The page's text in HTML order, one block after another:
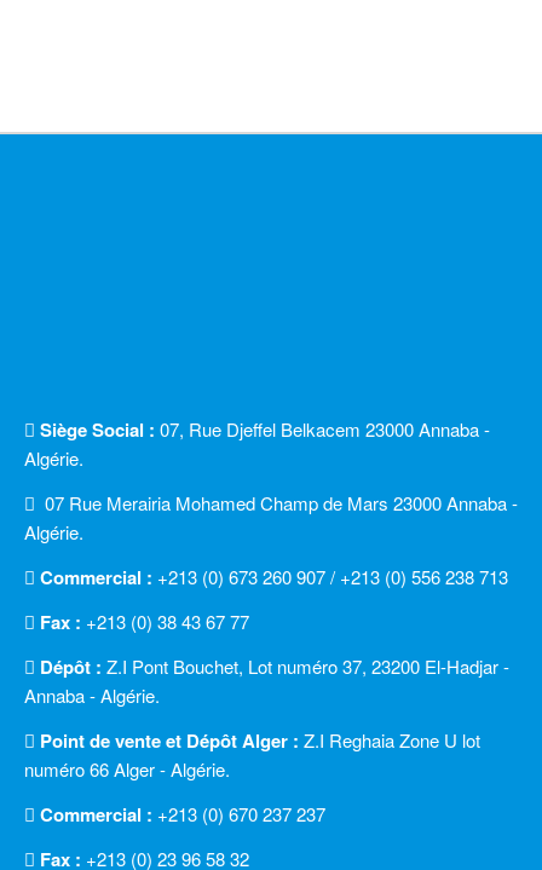
Siège Social : 07, Rue Djeffel Belkacem 23000 Annaba -
Algérie.
07 Rue Merairia Mohamed Champ de Mars 23000 Annaba -
Algérie.
Commercial : +213 (0) 673 260 907 / +213 (0) 556 238 713
Fax : +213 (0) 38 43 67 77
Dépôt : Z.I Pont Bouchet, Lot numéro 37, 23200 El-Hadjar -
Annaba - Algérie.
Point de vente et Dépôt Alger : Z.I Reghaia Zone U lot
numéro 66 Alger - Algérie.
Commercial : +213 (0) 670 237 237
Fax : +213 (0) 23 96 58 32